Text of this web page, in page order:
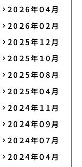
2026年04月
2026年02月
2025年12月
2025年10月
2025年08月
2025年04月
2024年11月
2024年09月
2024年07月
2024年04月